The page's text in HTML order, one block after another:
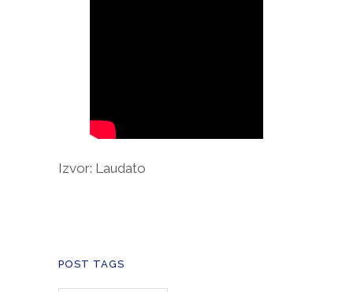
Izvor: Laudato
POST TAGS